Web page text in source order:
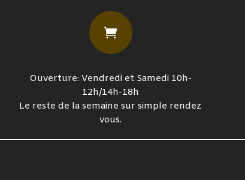

Ouverture: Vendredi et Samedi 10h-
12h/14h-18h
Le reste de la semaine sur simple rendez
vous.